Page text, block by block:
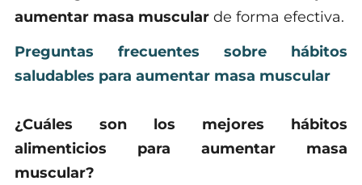
aumentar masa muscular de forma efectiva.
Preguntas frecuentes sobre hábitos
saludables para aumentar masa muscular
¿Cuáles son los mejores hábitos
alimenticios para aumentar masa
muscular?